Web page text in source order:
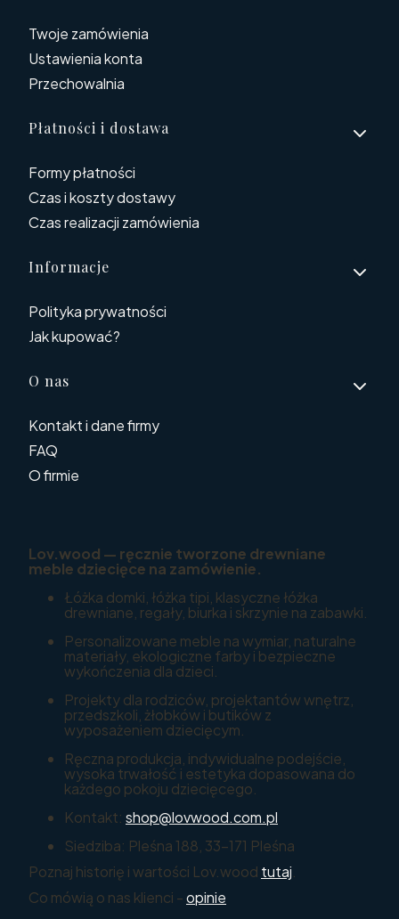
Twoje zamówienia
Ustawienia konta
Przechowalnia
Płatności i dostawa
Formy płatności
Czas i koszty dostawy
Czas realizacji zamówienia
Informacje
Polityka prywatności
Jak kupować?
O nas
Kontakt i dane firmy
FAQ
O firmie
Lov.wood — ręcznie tworzone drewniane
meble dziecięce na zamówienie.
Łóżka domki, łóżka tipi, klasyczne łóżka
drewniane, regały, biurka i skrzynie na zabawki.
Personalizowane meble na wymiar, naturalne
materiały, ekologiczne farby i bezpieczne
wykończenia dla dzieci.
Projekty dla rodziców, projektantów wnętrz,
przedszkoli, żłobków i butików z
wyposażeniem dziecięcym.
Ręczna produkcja, indywidualne podejście,
wysoka trwałość i estetyka dopasowana do
każdego pokoju dziecięcego.
Kontakt: shop@lovwood.com.pl
Siedziba: Pleśna 188, 33-171 Pleśna
Poznaj historię i wartości Lov.wood tutaj.
Co mówią o nas klienci -opinie